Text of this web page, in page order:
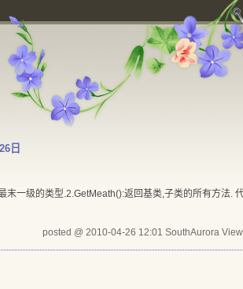
日
一级的类型.2.GetMeath():返回基类,子类的所有方法.
posted @ 2010-04-26 12:01 SouthAurora